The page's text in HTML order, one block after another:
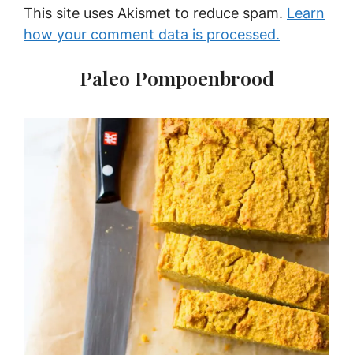
This site uses Akismet to reduce spam. Learn
how your comment data is processed.
Paleo Pompoenbrood